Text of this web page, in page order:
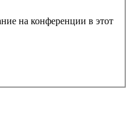
на конференции в этот